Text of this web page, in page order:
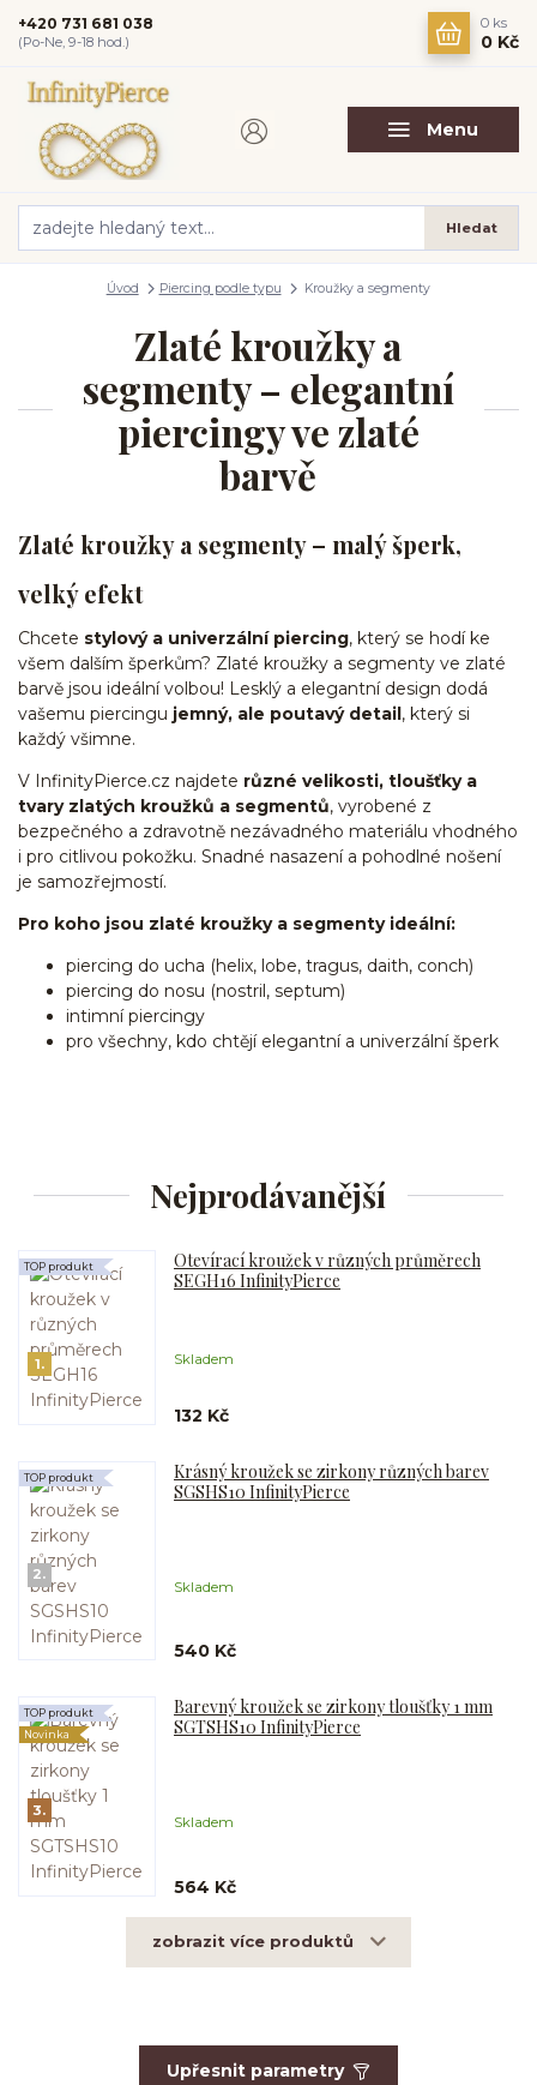
Menu
Hledat
+420 731 681 038
(Po-Ne, 9-18 hod.)
0 ks
0 Kč
Úvod Piercing podle typu Kroužky a segmenty
Zlaté kroužky a
segmenty – elegantní
piercingy ve zlaté
barvě
Zlaté kroužky a segmenty – malý šperk,
velký efekt
Chcete stylový a univerzální piercing, který se hodí ke
všem dalším šperkům? Zlaté kroužky a segmenty ve zlaté
barvě jsou ideální volbou! Lesklý a elegantní design dodá
vašemu piercingu jemný, ale poutavý detail, který si
každý všimne.
V InfinityPierce.cz najdete různé velikosti, tloušťky a
tvary zlatých kroužků a segmentů, vyrobené z
bezpečného a zdravotně nezávadného materiálu vhodného
i pro citlivou pokožku. Snadné nasazení a pohodlné nošení
je samozřejmostí.
Pro koho jsou zlaté kroužky a segmenty ideální:
piercing do ucha (helix, lobe, tragus, daith, conch)
piercing do nosu (nostril, septum)
intimní piercingy
pro všechny, kdo chtějí elegantní a univerzální šperk
Nejprodávanější
1.
Otevírací kroužek v různých průměrech
SEGH16 InfinityPierce
Skladem
TOP produkt
132 Kč
2.
Krásný kroužek se zirkony různých barev
SGSHS10 InfinityPierce
Skladem
TOP produkt
540 Kč
3.
Barevný kroužek se zirkony tloušťky 1 mm
SGTSHS10 InfinityPierce
Skladem
TOP produkt
Novinka
564 Kč
zobrazit více produktů
Upřesnit parametry